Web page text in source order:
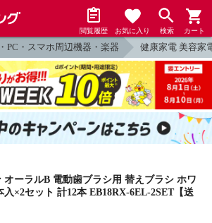
閲覧履歴 お気に入り 検索 カート
PC・スマホ周辺機器・楽器 健康家電 美容家
オーラルB 電動歯ブラシ用 替えブラシ ホワ
入×2セット 計12本 EB18RX-6EL-2SET【送